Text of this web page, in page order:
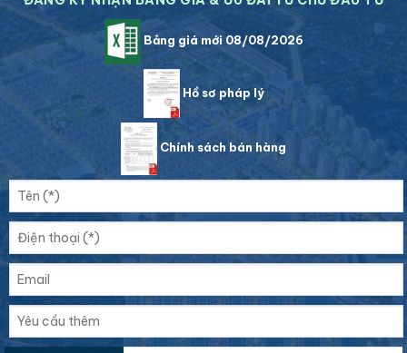
Bảng giá mới 08/08/2026
Hồ sơ pháp lý
Chính sách bán hàng